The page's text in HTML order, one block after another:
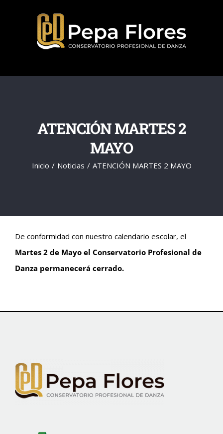
ATENCIÓN MARTES 2
MAYO
Inicio Noticias ATENCIÓN MARTES 2 MAYO
De conformidad con nuestro calendario escolar, el
Martes 2 de Mayo el Conservatorio Profesional de
Danza permanecerá cerrado.